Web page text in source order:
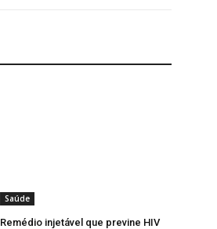
Saúde
Remédio injetável que previne HIV